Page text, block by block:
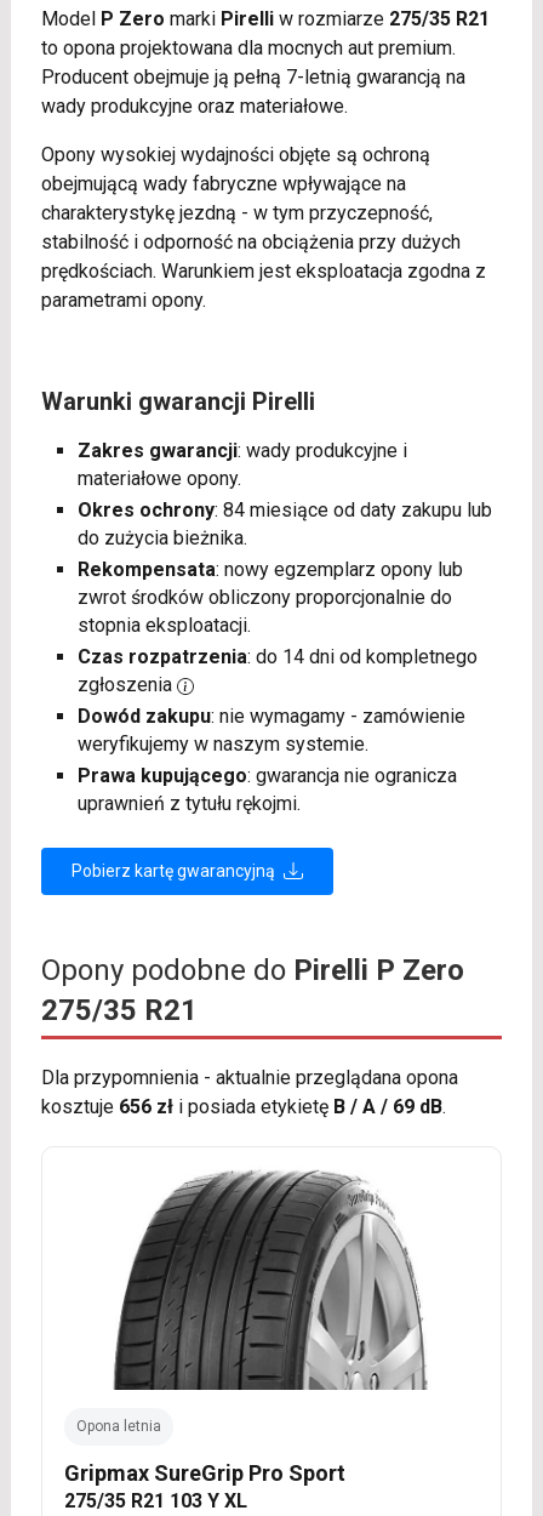
Model P Zero marki Pirelliw rozmiarze 275/35 R21
to opona projektowana dla mocnych aut premium.
Producent obejmuje ją pełną 7-letnią gwarancją na
wady produkcyjne oraz materiałowe.
Opony wysokiej wydajności objęte są ochroną
obejmującą wady fabryczne wpływające na
charakterystykę jezdną - w tym przyczepność,
stabilność i odporność na obciążenia przy dużych
prędkościach. Warunkiem jest eksploatacja zgodna z
parametrami opony.
Warunki gwarancji Pirelli
Zakres gwarancji: wady produkcyjne i
materiałowe opony.
Okres ochrony: 84 miesiące od daty zakupu lub
do zużycia bieżnika.
Rekompensata: nowy egzemplarz opony lub
zwrot środków obliczony proporcjonalnie do
stopnia eksploatacji.
Czas rozpatrzenia: do 14 dni od kompletnego
zgłoszenia
Dowód zakupu: nie wymagamy - zamówienie
weryfikujemy w naszym systemie.
Prawa kupującego: gwarancja nie ogranicza
uprawnień z tytułu rękojmi.
Pobierz kartę gwarancyjną
Opony podobne do Pirelli P Zero
275/35 R21
Dla przypomnienia - aktualnie przeglądana opona
kosztuje 656 złi posiada etykietę B / A / 69 dB.
Opona letnia
Gripmax SureGrip Pro Sport
275/35 R21 103 Y XL